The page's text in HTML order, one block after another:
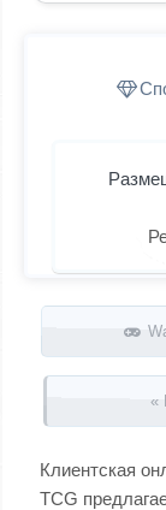
Запись
«
Клиентская
TCG